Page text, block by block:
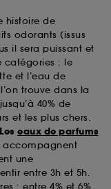
histoire de
odorants (issus
il sera puissant et
catégories : le
et l’eau de
trouve dans la
40% de
et les plus chers.
Les eaux de parfums
accompagnent
une
entre 3h et 5h.
: entre 4% et 6%